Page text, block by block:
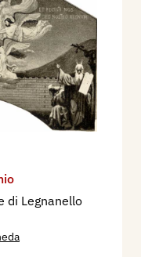
di Legnanello